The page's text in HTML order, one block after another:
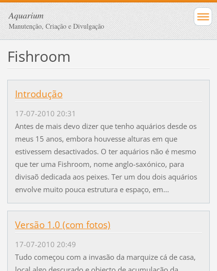
Aquarium
Manutenção, Criação e Divulgação
Fishroom
Introdução
17-07-2010 20:31
Antes de mais devo dizer que tenho aquários desde os
meus 15 anos, embora houvesse alturas em que
estivessem desactivados. O ter aquários não é mesmo
que ter uma Fishroom, nome anglo-saxónico, para
divisaõ dedicada aos peixes. Ter um dou dois aquários
envolve muito pouca estrutura e espaço, em...
Versão 1.0 (com fotos)
17-07-2010 20:49
Tudo começou com a invasão da marquize cá de casa,